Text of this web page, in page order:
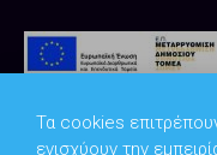
Τα cookies
ενισχύουν την